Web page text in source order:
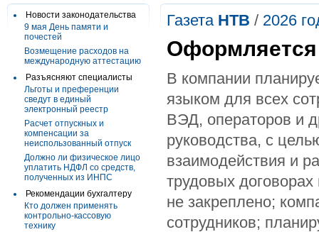
Новости законодательства
9 мая День памяти и
почестей
Возмещение расходов на
международную аттестацию
Разъясняют специалисты
Льготы и преференции
сведут в единый
электронный реестр
Расчет отпускных и
компенсации за
неиспользованный отпуск
Должно ли физическое лицо
уплатить НДФЛ со средств,
полученных из ИНПС
Рекомендации бухгалтеру
Кто должен применять
контрольно-кассовую
технику
Газета НТВ / 2026
Оформляется
В компании
языком для всех
ВЭД, операторов и
руководства, с
взаимодействия и
трудовых
не закреплено;
сотрудников;